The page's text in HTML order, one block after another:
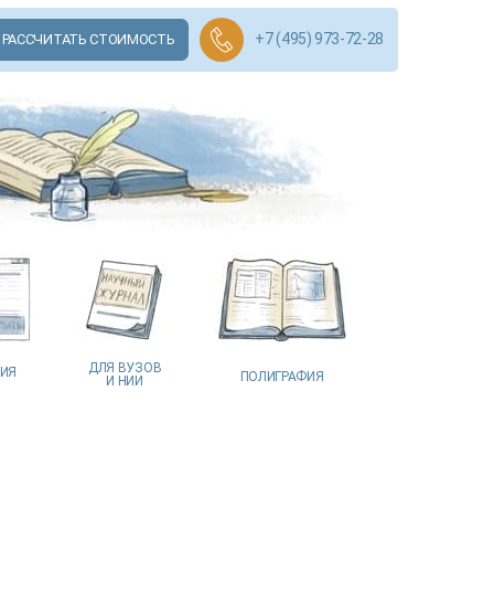
РАССЧИТАТЬ СТОИМОСТЬ +7 (495) 973-72-28
ДЛЯ ВУЗОВ
И НИИ
ПОЛИГРАФИЯ